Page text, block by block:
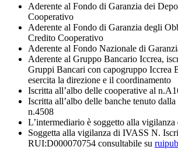
Aderente al Fondo di Garanzia dei
Cooperativo
Aderente al Fondo di Garanzia degli
Credito Cooperativo
Aderente al Fondo Nazionale di
Aderente al Gruppo Bancario Iccrea,
Gruppi Bancari con capogruppo Iccrea
esercita la direzione e il coordinamento
Iscritta all’albo delle cooperative al
Iscritta all’albo delle banche tenuto
n.4508
L’intermediario è soggetto alla vigilanza
Soggetta alla vigilanza di IVASS N.
RUI:D000070754 consultabile su